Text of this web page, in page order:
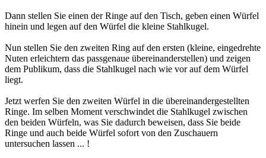
Dann stellen Sie einen der Ringe auf den Tisch, geben einen Würfel
hinein und legen auf den Würfel die kleine Stahlkugel.
Nun stellen Sie den zweiten Ring auf den ersten (kleine, eingedrehte
Nuten erleichtern das passgenaue übereinanderstellen) und zeigen
dem Publikum, dass die Stahlkugel nach wie vor auf dem Würfel
liegt.
Jetzt werfen Sie den zweiten Würfel in die übereinandergestellten
Ringe. Im selben Moment verschwindet die Stahlkugel zwischen
den beiden Würfeln, was Sie dadurch beweisen, dass Sie beide
Ringe und auch beide Würfel sofort von den Zuschauern
untersuchen lassen ... !